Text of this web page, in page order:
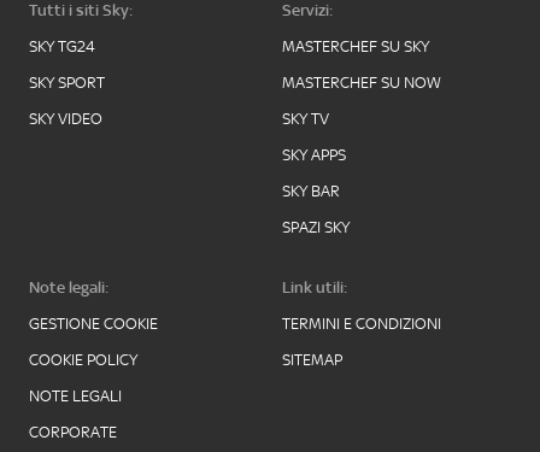
Tutti i siti Sky:
SKY TG24
SKY SPORT
SKY VIDEO
Servizi:
MASTERCHEF SU SKY
MASTERCHEF SU NOW
SKY TV
SKY APPS
SKY BAR
SPAZI SKY
Note legali:
GESTIONE COOKIE
COOKIE POLICY
NOTE LEGALI
CORPORATE
Link utili:
TERMINI E CONDIZIONI
SITEMAP